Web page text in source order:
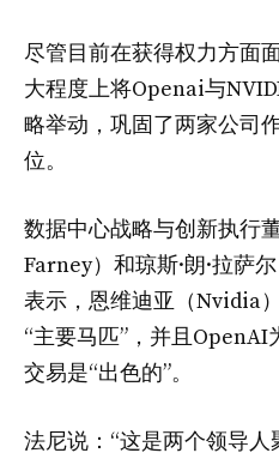
尽管目前在获得权力方面
大程度上将Openai与
略举动，巩固了两家公司
位。
数据中心战略与创新执行
Farney）和琼斯·朗·拉萨
表示，恩维迪亚（Nvidia
“主要马匹”，并且OpenAI
交易是“出色的”。
法尼说：“这是两个领导